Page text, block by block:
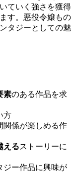
ていく強さを獲得
す。悪役令嬢もの
タジーとしての魅
素のある作品を求
方
関係が楽しめる作
えるストーリーに
ジー作品に興味が